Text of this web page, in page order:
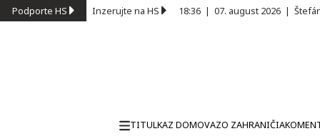
Podporte HS Inzerujte na HS 18:36 | 07. august 2026 |
TITULKAZ DOMOVAZO ZAHRANIČIA